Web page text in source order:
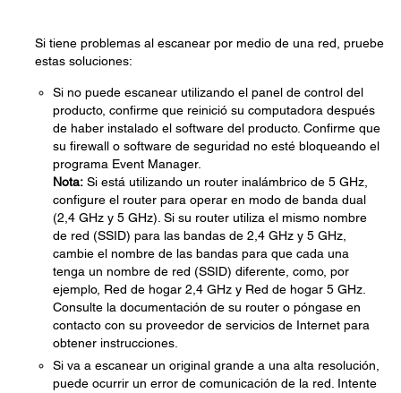
Si tiene problemas al escanear por medio de una red, pruebe
estas soluciones:
Si no puede escanear utilizando el panel de control del
producto, confirme que reinició su computadora después
de haber instalado el software del producto. Confirme que
su firewall o software de seguridad no esté bloqueando el
programa Event Manager.
Nota: Si está utilizando un router inalámbrico de 5 GHz,
configure el router para operar en modo de banda dual
(2,4 GHz y 5 GHz). Si su router utiliza el mismo nombre
de red (SSID) para las bandas de 2,4 GHz y 5 GHz,
cambie el nombre de las bandas para que cada una
tenga un nombre de red (SSID) diferente, como, por
ejemplo, Red de hogar 2,4 GHz y Red de hogar 5 GHz.
Consulte la documentación de su router o póngase en
contacto con su proveedor de servicios de Internet para
obtener instrucciones.
Si va a escanear un original grande a una alta resolución,
puede ocurrir un error de comunicación de la red. Intente